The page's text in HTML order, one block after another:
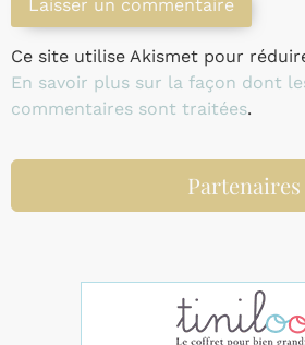
Ce site utilise Akismet pour
En savoir plus sur la façon dont
commentaires sont traitées.
Partenaires